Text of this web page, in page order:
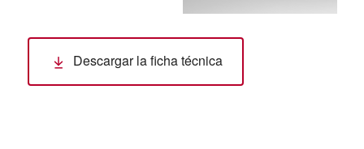
Descargar la ficha técnica